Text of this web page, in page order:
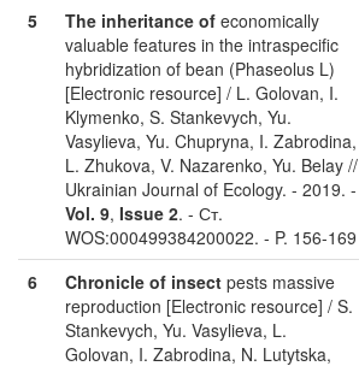
5 The inheritance of economically
valuable features in the intraspecific
hybridization of bean (Phaseolus L)
[Electronic resource] / L. Golovan, I.
Klymenko, S. Stankevych, Yu.
Vasylieva, Yu. Chupryna, I. Zabrodina,
L. Zhukova, V. Nazarenko, Yu. Belay //
Ukrainian Journal of Ecology. - 2019. -
Vol. 9, Issue 2. - Ст.
WOS:000499384200022. - P. 156-169
6 Chronicle of insect pests massive
reproduction [Electronic resource] / S.
Stankevych, Yu. Vasylieva, L.
Golovan, I. Zabrodina, N. Lutytska,